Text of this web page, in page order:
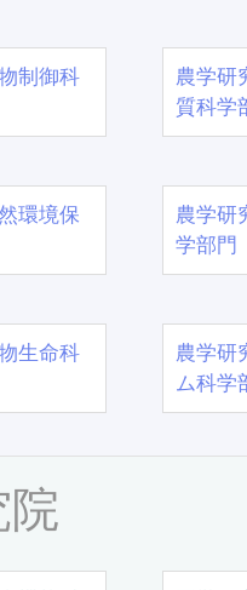
制御科
農学
質科学
環境保
農学
学部門
生命科
農学
ム科学
院